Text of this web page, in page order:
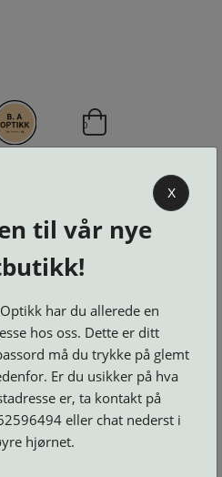
0
X
til vår nye
har du allerede en
hos oss. Dette er ditt
må du trykke på glemt
Er du usikker på hva
er, ta kontakt på
eller chat nederst i
hjørnet.